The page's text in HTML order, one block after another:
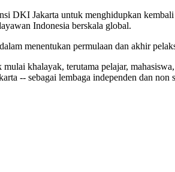
DKI Jakarta untuk menghidupkan
Indonesia berskala global.
menentukan permulaan dan akhir
khalayak, terutama pelajar,
-- sebagai lembaga independen dan